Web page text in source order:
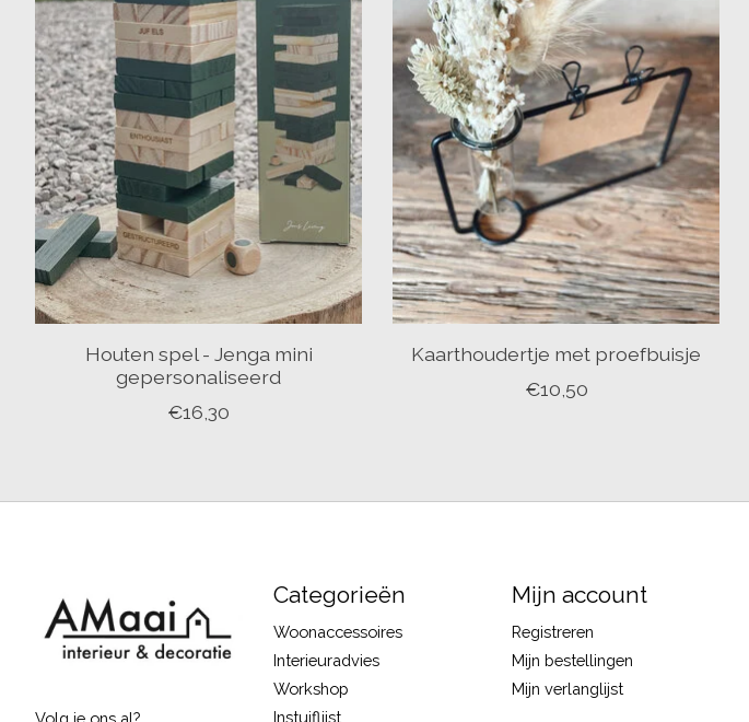
Houten spel - Jenga mini
gepersonaliseerd
€16,30
Kaarthoudertje met proefbuisje
€10,50
Volg je ons al?
Categorieën
Woonaccessoires
Interieuradvies
Workshop
Instuiflijst
Mijn account
Registreren
Mijn bestellingen
Mijn verlanglijst